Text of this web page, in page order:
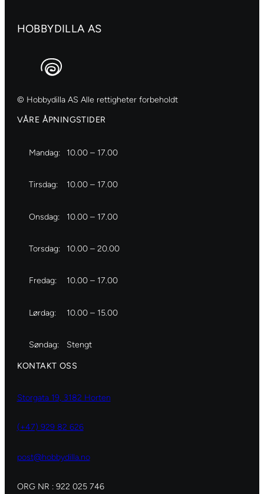
HOBBYDILLA AS
© Hobbydilla AS Alle rettigheter forbeholdt
VÅRE ÅPNINGSTIDER
Mandag: 10.00 – 17.00
Tirsdag: 10.00 – 17.00
Onsdag: 10.00 – 17.00
Torsdag: 10.00 – 20.00
Fredag: 10.00 – 17.00
Lørdag: 10.00 – 15.00
Søndag: Stengt
KONTAKT OSS
Storgata 19, 3182 Horten
(+47) 929 82 626
post@hobbydilla.no
ORG NR : 922 025 746